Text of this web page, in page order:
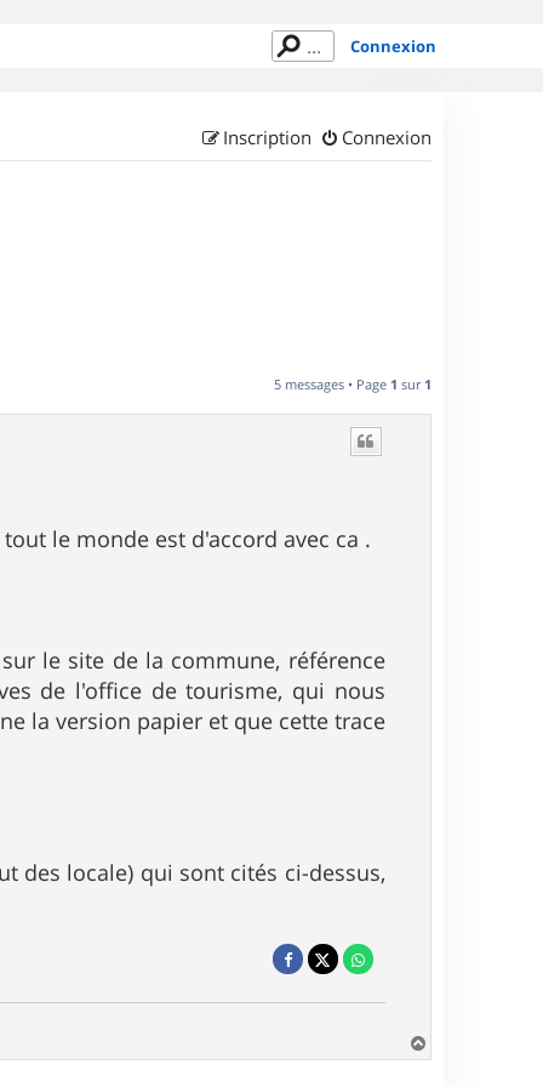
Connexion
Connexion
Inscription
5 messages • Page 1 sur 1
le monde est d'accord avec ca .
le site de la commune, référence
de l'office de tourisme, qui nous
la version papier et que cette trace
des locale) qui sont cités ci-dessus,
a